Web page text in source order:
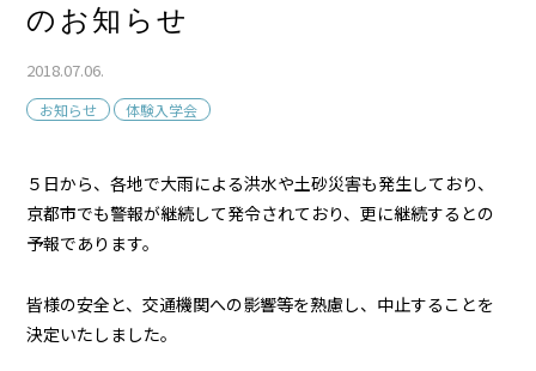
のお知らせ
2018.07.06.
お知らせ 体験入学会
５日から、各地で大雨による洪水や土砂災害も発生しており、
京都市でも警報が継続して発令されており、更に継続するとの
予報であります。
皆様の安全と、交通機関への影響等を熟慮し、中止することを
決定いたしました。